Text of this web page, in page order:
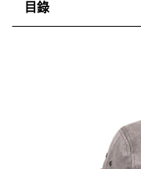
目錄